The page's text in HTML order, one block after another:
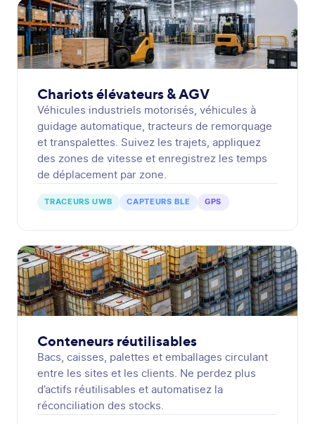
Chariots élévateurs & AGV
Véhicules industriels motorisés, véhicules à
guidage automatique, tracteurs de remorquage
et transpalettes. Suivez les trajets, appliquez
des zones de vitesse et enregistrez les temps
de déplacement par zone.
TRACEURS UWB CAPTEURS BLE GPS
Conteneurs réutilisables
Bacs, caisses, palettes et emballages circulant
entre les sites et les clients. Ne perdez plus
d’actifs réutilisables et automatisez la
réconciliation des stocks.